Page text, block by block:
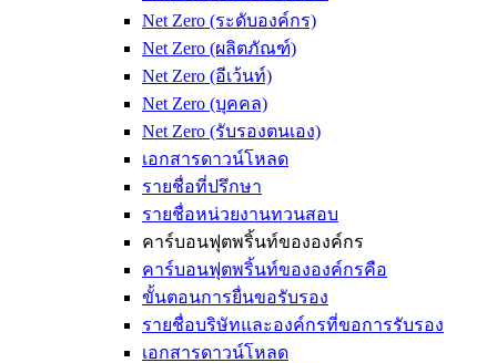
Net Zero (ระดับองค์กร)
Net Zero (ผลิตภัณฑ์)
Net Zero (อีเว้นท์)
Net Zero (บุคคล)
Net Zero (รับรองตนเอง)
เอกสารดาวน์โหลด
รายชื่อที่ปรึกษา
รายชื่อหน่วยงานทวนสอบ
คาร์บอนฟุตพริ้นท์ขององค์กร
คาร์บอนฟุตพริ้นท์ขององค์กรคือ
ขั้นตอนการยื่นขอรับรอง
รายชื่อบริษัทและองค์กรที่ขอการรับรอง
เอกสารดาวน์โหลด